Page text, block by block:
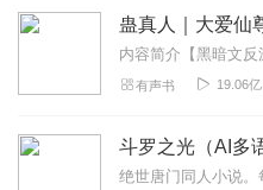
有声书 19.06亿
斗罗之光（AI多